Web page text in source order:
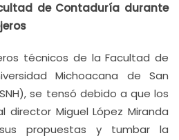
de Contaduría durante
técnicos de la Facultad de
Michoacana de San
se tensó debido a que los
director Miguel López Miranda
propuestas y tumbar la